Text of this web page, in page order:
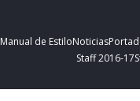
Manual de EstiloNoticias
Staff 2016-17